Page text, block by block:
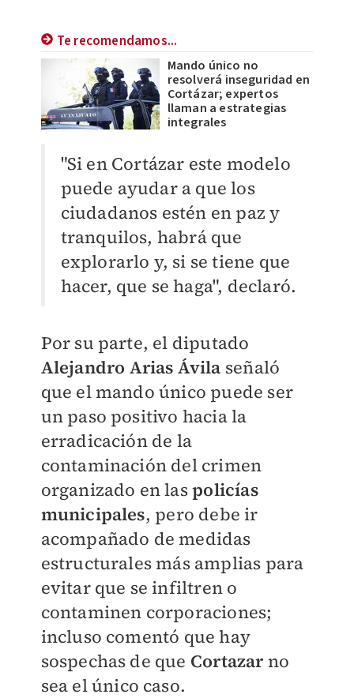
Te recomendamos...
Mando único no
resolverá inseguridad en
Cortázar; expertos
llaman a estrategias
integrales
"Si en Cortázar este modelo
puede ayudar a que los
ciudadanos estén en paz y
tranquilos, habrá que
explorarlo y, si se tiene que
hacer, que se haga", declaró.
Por su parte, el diputado
Alejandro Arias Ávila señaló
que el mando único puede ser
un paso positivo hacia la
erradicación de la
contaminación del crimen
organizado en laspolicías
municipales, pero debe ir
acompañado de medidas
estructurales más amplias para
evitar que se infiltren o
contaminen corporaciones;
incluso comentó que hay
sospechas de que Cortazarno
sea el único caso.